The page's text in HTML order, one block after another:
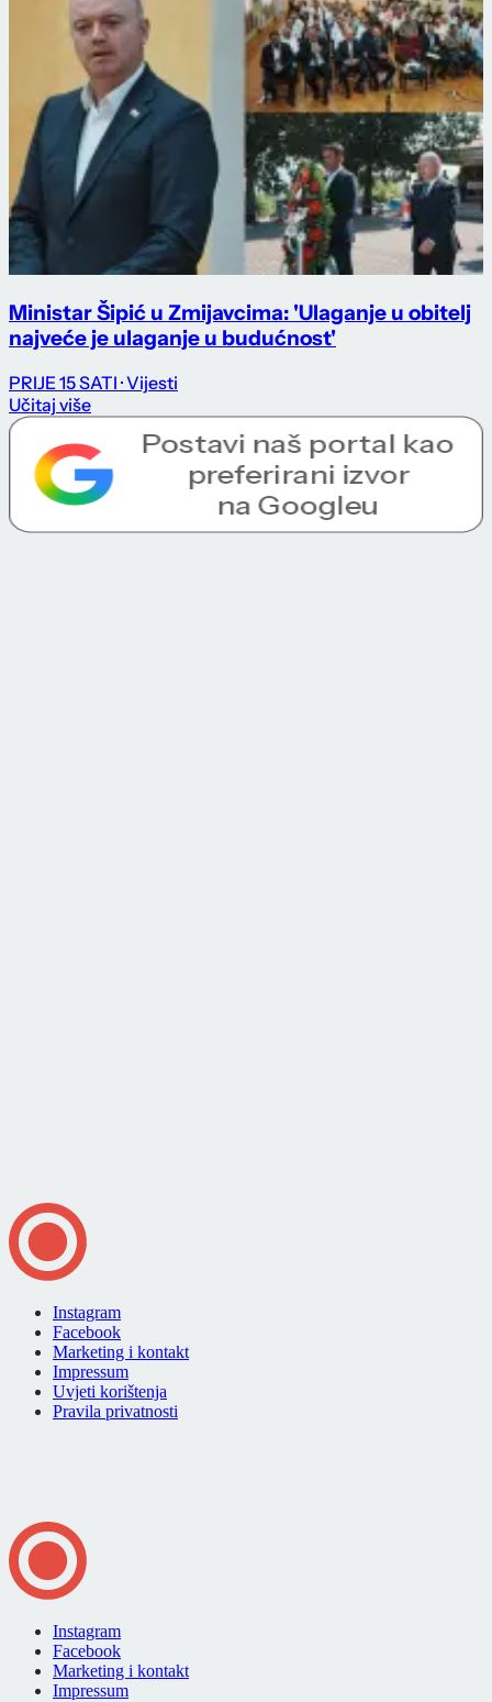
Ministar Šipić u Zmijavcima: 'Ulaganje u obitelj
najveće je ulaganje u budućnost'
PRIJE 15 SATI · Vijesti
Učitaj više
Instagram
Facebook
Marketing i kontakt
Impressum
Uvjeti korištenja
Pravila privatnosti
Instagram
Facebook
Marketing i kontakt
Impressum